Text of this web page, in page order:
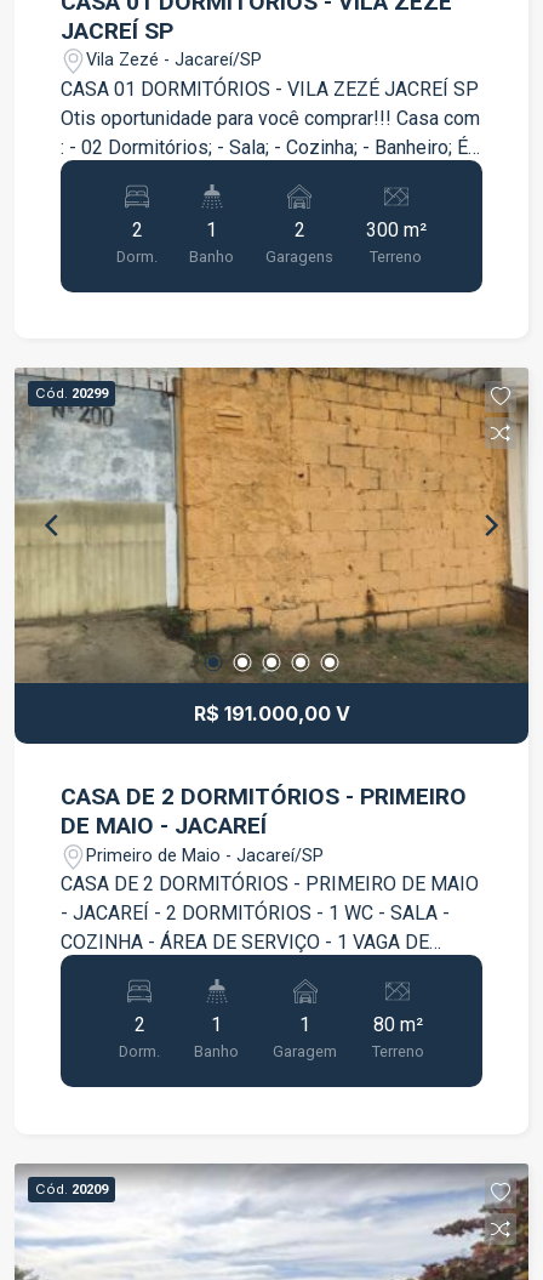
JACREÍ SP
Vila Zezé - Jacareí/SP
CASA 01 DORMITÓRIOS - VILA ZEZÉ JACREÍ SP
Otis oportunidade para você comprar!!! Casa com
: - 02 Dormitórios; - Sala; - Cozinha; - Banheiro; É
uma casa grande, espaçosa, com 122,68 m² de
área construída e 305m² de terreno. Agende já
sua visita !!!
2
Dorm.
1
Banho
2
Garagens
300 m²
Terreno
Cód. 20299
R$ 191.000,00 V
CASA DE 2 DORMITÓRIOS - PRIMEIRO
DE MAIO - JACAREÍ
Primeiro de Maio - Jacareí/SP
CASA DE 2 DORMITÓRIOS - PRIMEIRO DE MAIO
- JACAREÍ - 2 DORMITÓRIOS - 1 WC - SALA -
COZINHA - ÁREA DE SERVIÇO - 1 VAGA DE
GARAGEM VENHA CONFERIR!!! AGENDE SUA
VISITA!!!
2
Dorm.
1
Banho
1
Garagem
80 m²
Terreno
Cód. 20209